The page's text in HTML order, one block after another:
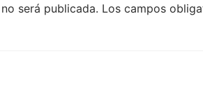
será publicada. Los campos